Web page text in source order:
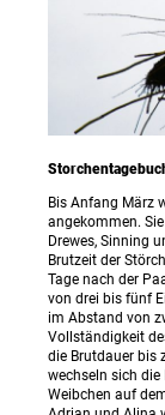
Bis Anfang März
angekommen.
Drewes, Sinning
Brutzeit der
Tage nach der
von drei bis fünf
im Abstand von
Vollständigkeit
die Brutdauer bis
wechseln sich
Weibchen auf